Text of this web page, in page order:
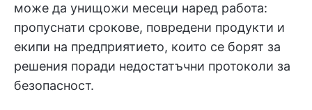
може да унищожи месеци наред работа:
пропуснати срокове, повредени продукти и
екипи на предприятието, които се борят за
решения поради недостатъчни протоколи за
безопасност.